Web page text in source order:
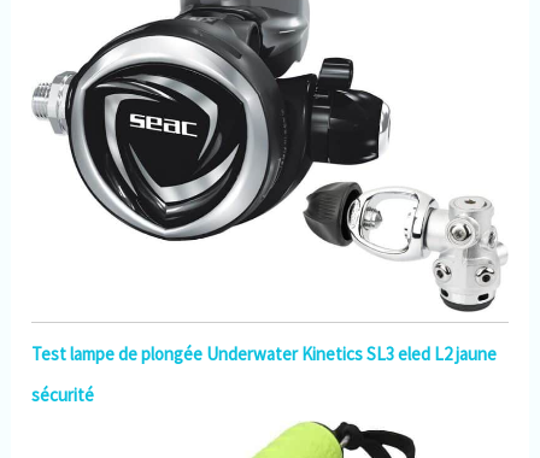
Test lampe de plongée Underwater Kinetics SL3 eled L2 jaune
sécurité